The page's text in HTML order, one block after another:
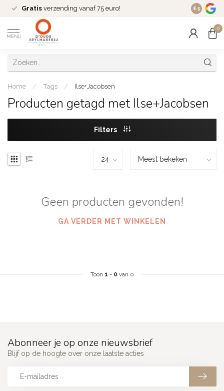
Gratis verzending vanaf 75 euro! Dé
8.5
MENU
0
Home / Tags / Ilse+Jacobsen
Producten getagd met Ilse+Jacobsen
Filters
Geen producten gevonden!
GA VERDER MET WINKELEN
Toon 1 - 0 van 0
Abonneer je op onze nieuwsbrief
Blijf op de hoogte over onze laatste acties